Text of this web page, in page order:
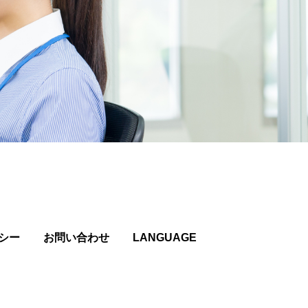
ー お問い合わせ LANGUAGE